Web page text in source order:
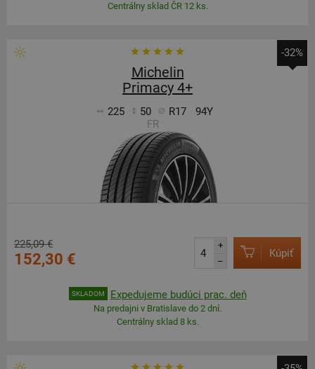
Centrálny sklad ČR 12 ks.
-32%
Michelin
Primacy 4+
225 50 R17
94Y
FR
225,09 €
152,30 €
+
–
Kúpiť
SKLADOM Expedujeme budúci prac. deň
Na predajni v Bratislave do 2 dní.
Centrálny sklad 8 ks.